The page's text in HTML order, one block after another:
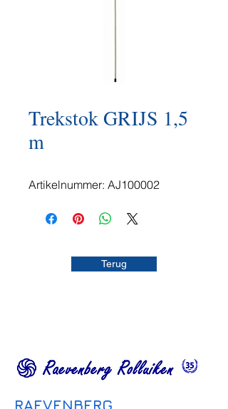
Trekstok GRIJS 1,5
m
Artikelnummer: AJ100002
Terug
RAEVENBERG